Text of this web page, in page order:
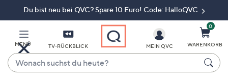
Du bist neu bei QVC? Spare 10 Euro! Code: HalloQVC
MENÜ TV-RÜCKBLICK
Wonach
suchst
MEIN QVC
0
WARENKORB